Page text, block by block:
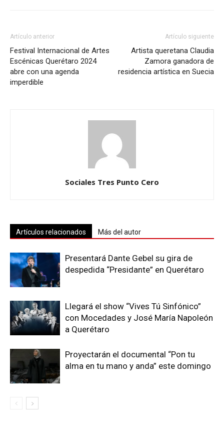
Artículo anterior
Festival Internacional de Artes
Escénicas Querétaro 2024
abre con una agenda
imperdible
Artículo siguiente
Artista queretana Claudia
Zamora ganadora de
residencia artística en Suecia
Sociales Tres Punto Cero
Artículos relacionados Más del autor
Presentará Dante Gebel su gira de
despedida “Presidante” en Querétaro
Llegará el show “Vives Tú Sinfónico”
con Mocedades y José María Napoleón
a Querétaro
Proyectarán el documental “Pon tu
alma en tu mano y anda” este domingo